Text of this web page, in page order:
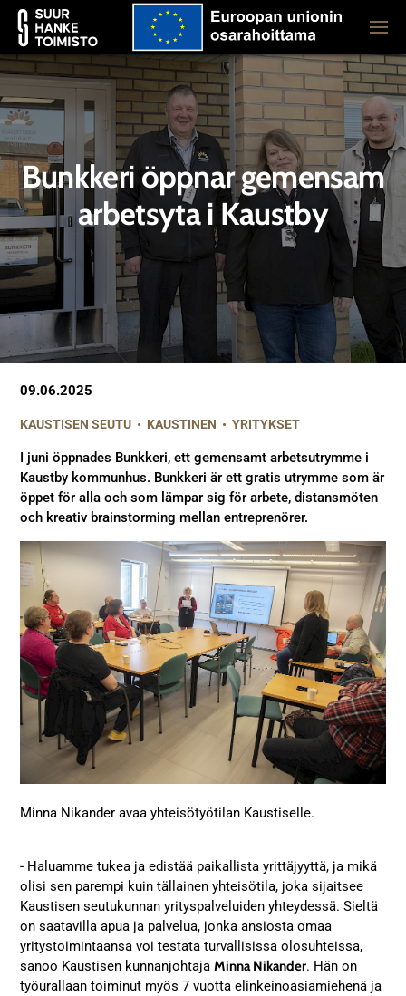
Bunkkeri öppnar gemensam
arbetsyta i Kaustby
09.06.2025
KAUSTISEN SEUTU • KAUSTINEN •YRITYKSET
I juni öppnades Bunkkeri, ett gemensamt arbetsutrymme i
Kaustby kommunhus. Bunkkeri är ett gratis utrymme som är
öppet för alla och som lämpar sig för arbete, distansmöten
och kreativ brainstorming mellan entreprenörer.
Minna Nikander avaa yhteisötyötilan Kaustiselle.
- Haluamme tukea ja edistää paikallista yrittäjyyttä, ja mikä
olisi sen parempi kuin tällainen yhteisötila, joka sijaitsee
Kaustisen seutukunnan yrityspalveluiden yhteydessä. Sieltä
on saatavilla apua ja palvelua, jonka ansiosta omaa
yritystoimintaansa voi testata turvallisissa olosuhteissa,
sanoo Kaustisen kunnanjohtajaMinna Nikander. Hän on
työurallaan toiminut myös 7 vuotta elinkeinoasiamiehenä ja